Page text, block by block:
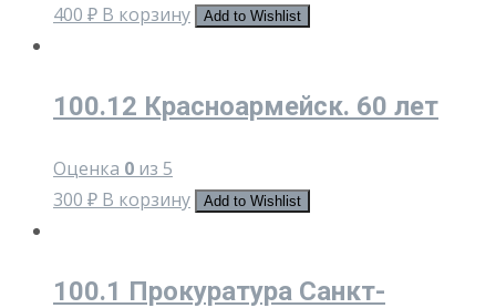
400 ₽ В корзину Add to Wishlist
100.12 Красноармейск. 60 лет
Оценка 0 из 5
300 ₽ В корзину Add to Wishlist
100.1 Прокуратура Санкт-